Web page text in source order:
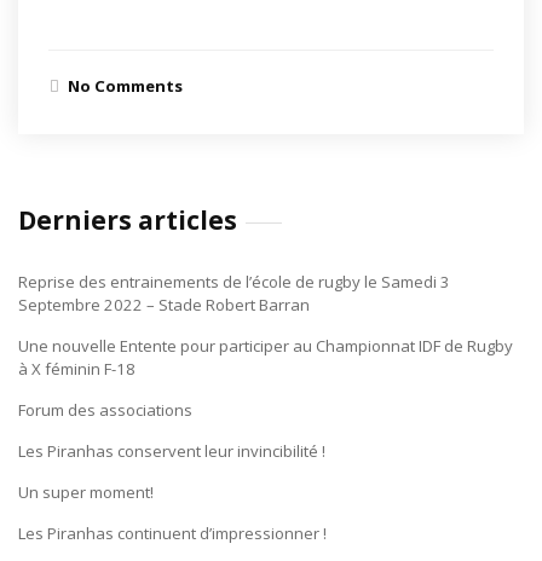
No Comments
Derniers articles
Reprise des entrainements de l’école de rugby le Samedi 3
Septembre 2022 – Stade Robert Barran
Une nouvelle Entente pour participer au Championnat IDF de Rugby
à X féminin F-18
Forum des associations
Les Piranhas conservent leur invincibilité !
Un super moment!
Les Piranhas continuent d’impressionner !